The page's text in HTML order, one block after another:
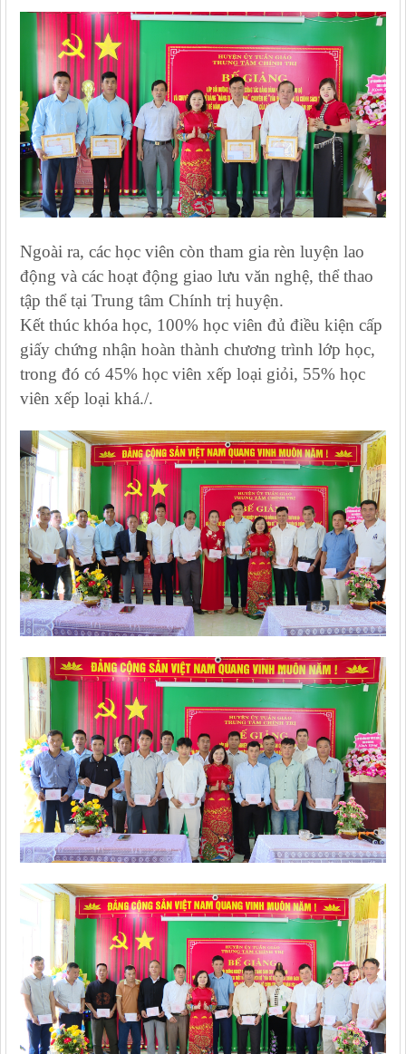
Ngoài ra, các học viên còn tham gia rèn luyện lao
động và các hoạt động giao lưu văn nghệ, thể thao
tập thể tại Trung tâm Chính trị huyện.
Kết thúc khóa học, 100% học viên đủ điều kiện cấp
giấy chứng nhận hoàn thành chương trình lớp học,
trong đó có 45% học viên xếp loại giỏi, 55% học
viên xếp loại khá./.